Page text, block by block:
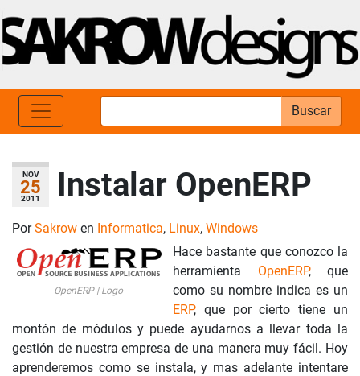
Buscar
NOV
25
2011 Instalar OpenERP
PorSakrow en Informatica, Linux, Windows
OpenERP | Logo
Hace bastante que conozco la
herramienta OpenERP, que
como su nombre indica es un
ERP, que por cierto tiene un
montón de módulos y puede ayudarnos a llevar toda la
gestión de nuestra empresa de una manera muy fácil. Hoy
aprenderemos como se instala, y mas adelante intentare